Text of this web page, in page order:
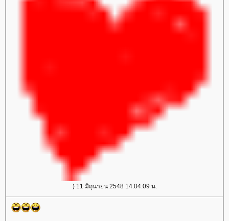
) 11 มิถุนายน 2548 14:04:09 น.